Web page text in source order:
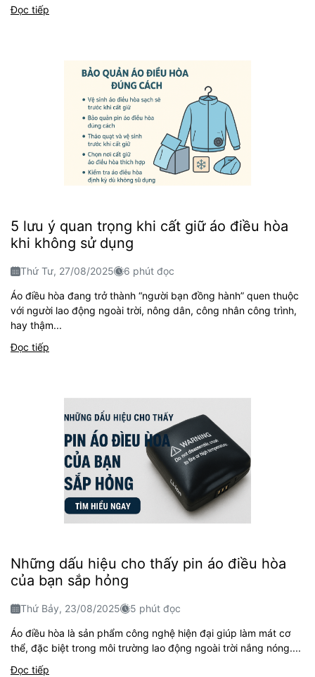
Đọc tiếp
5 lưu ý quan trọng khi cất giữ áo điều hòa
khi không sử dụng
Thứ Tư, 27/08/2025 6 phút đọc
Áo điều hòa đang trở thành “người bạn đồng hành” quen thuộc
với người lao động ngoài trời, nông dân, công nhân công trình,
hay thậm...
Đọc tiếp
Những dấu hiệu cho thấy pin áo điều hòa
của bạn sắp hỏng
Thứ Bảy, 23/08/2025 5 phút đọc
Áo điều hòa là sản phẩm công nghệ hiện đại giúp làm mát cơ
thể, đặc biệt trong môi trường lao động ngoài trời nắng nóng....
Đọc tiếp